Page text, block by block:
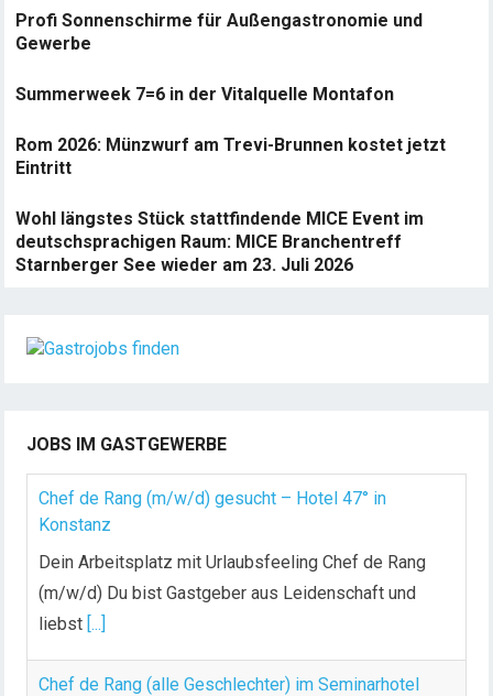
Profi Sonnenschirme für Außengastronomie und
Gewerbe
Summerweek 7=6 in der Vitalquelle Montafon
Rom 2026: Münzwurf am Trevi-Brunnen kostet jetzt
Eintritt
Wohl längstes Stück stattfindende MICE Event im
deutschsprachigen Raum: MICE Branchentreff
Starnberger See wieder am 23. Juli 2026
JOBS IM GASTGEWERBE
Chef de Rang (m/w/d) gesucht – Hotel 47° in
Konstanz
Dein Arbeitsplatz mit Urlaubsfeeling Chef de Rang
(m/w/d) Du bist Gastgeber aus Leidenschaft und
liebst [...]
Chef de Rang (alle Geschlechter) im Seminarhotel